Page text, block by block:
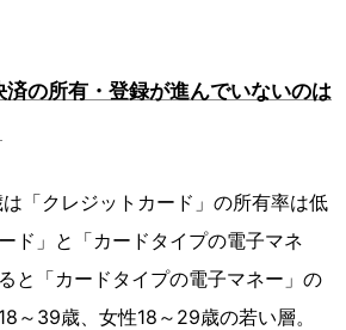
の所有・登録が進んでいないのは
「クレジットカード」の所有率は低
ド」と「カードタイプの電子マネ
と「カードタイプの電子マネー」の
～39歳、女性18～29歳の若い層。